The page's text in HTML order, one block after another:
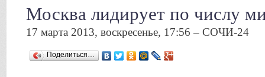
Москва лидирует по числу
17 марта 2013, воскресенье, 17:56 – СОЧИ-24
Поделиться…